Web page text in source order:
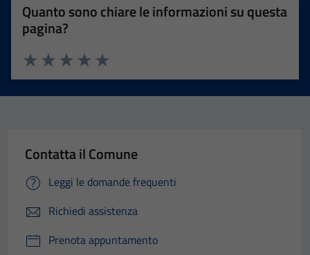
Quanto sono chiare le informazioni su questa
pagina?
Valuta 5 stelle su 5
Valuta 4 stelle su 5
Valuta 3 stelle su 5
Valuta 2 stelle su 5
Valuta 1 stelle su 5
Contatta il Comune
Leggi le domande frequenti
Richiedi assistenza
Prenota appuntamento